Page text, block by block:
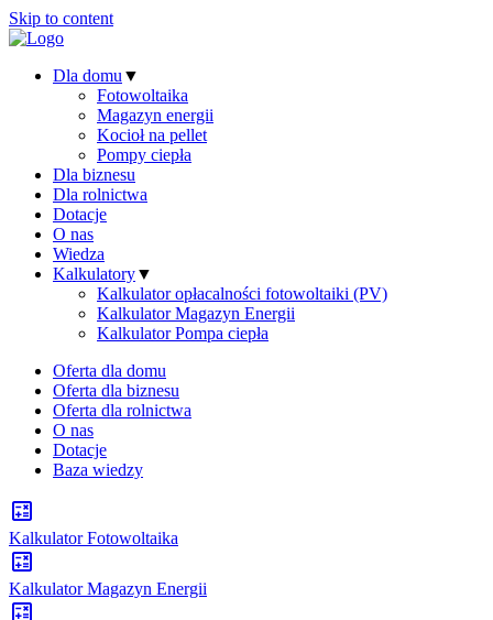
Skip to content
Dla domu ▼
Fotowoltaika
Magazyn energii
Kocioł na pellet
Pompy ciepła
Dla biznesu
Dla rolnictwa
Dotacje
O nas
Wiedza
Kalkulatory▼
Kalkulator opłacalności fotowoltaiki (PV)
Kalkulator Magazyn Energii
Kalkulator Pompa ciepła
Oferta dla domu
Oferta dla biznesu
Oferta dla rolnictwa
O nas
Dotacje
Baza wiedzy
Kalkulator Fotowoltaika
Kalkulator Magazyn Energii